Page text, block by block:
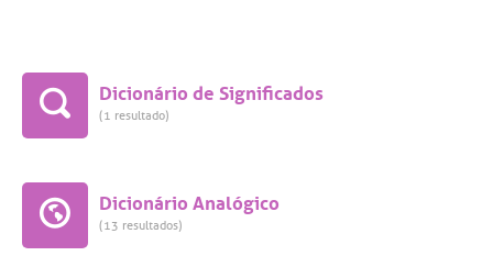
Dicionário de Significados
(1 resultado)
Dicionário Analógico
(13 resultados)